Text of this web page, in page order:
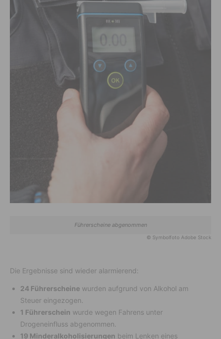
Führerscheine abgenommen
© Symbolfoto Adobe Stock
Die Ergebnisse sind wieder alarmierend:
24 Führerscheine wurden aufgrund von Alkohol am
Steuer eingezogen.
1 Führerschein wurde wegen Fahrens unter
Drogeneinfluss abgenommen.
19 Minderalkoholisierungen beim Lenken eines